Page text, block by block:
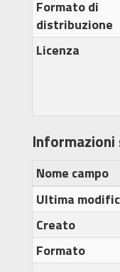
Formato di
distribuzione
Licenza
Informazioni
Nome campo
Ultima
Creato
Formato